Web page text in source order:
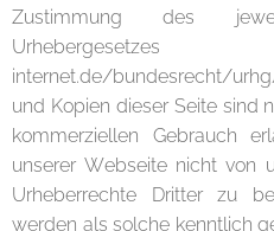
Zustimmung des
Urhebergesetzes
internet.de/bundesrecht/
und Kopien dieser Seite sind
kommerziellen Gebrauch
unserer Webseite nicht von
Urheberrechte Dritter zu
werden als solche kenntlich